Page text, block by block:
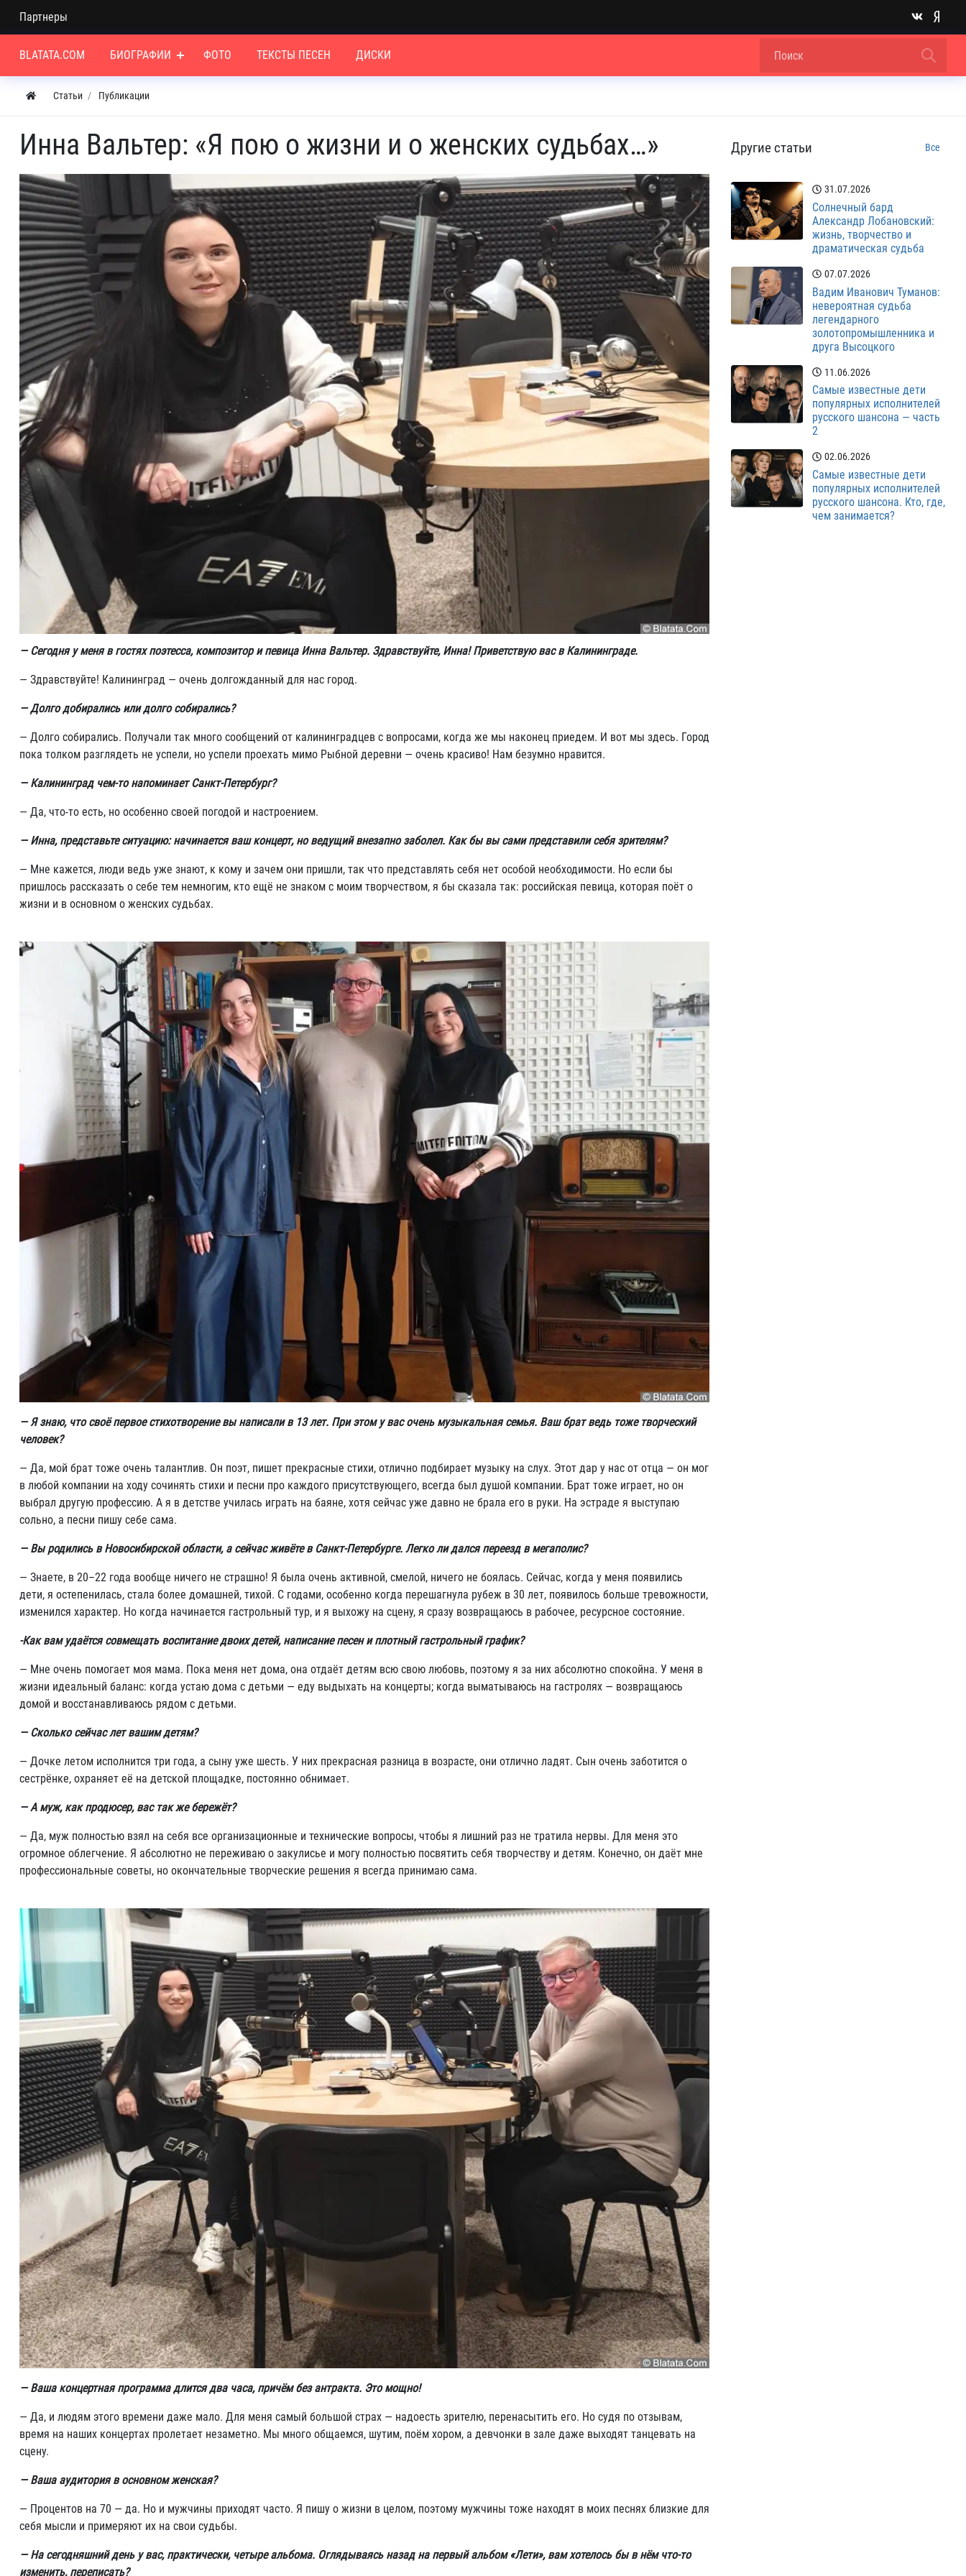
Партнеры
BLATATA.COM БИОГРАФИИ ФОТО ТЕКСТЫ ПЕСЕН ДИСКИ
Статьи Публикации
Инна Вальтер: «Я пою о жизни и о женских судьбах…»
— Сегодня у меня в гостях поэтесса, композитор и певица Инна Вальтер. Здравствуйте, Инна! Приветствую вас в Калининграде.
— Здравствуйте! Калининград — очень долгожданный для нас город.
— Долго добирались или долго собирались?
— Долго собирались. Получали так много сообщений от калининградцев с вопросами, когда же мы наконец приедем. И вот мы здесь. Город
пока толком разглядеть не успели, но успели проехать мимо Рыбной деревни — очень красиво! Нам безумно нравится.
— Калининград чем-то напоминает Санкт-Петербург?
— Да, что-то есть, но особенно своей погодой и настроением.
— Инна, представьте ситуацию: начинается ваш концерт, но ведущий внезапно заболел. Как бы вы сами представили себя зрителям?
— Мне кажется, люди ведь уже знают, к кому и зачем они пришли, так что представлять себя нет особой необходимости. Но если бы
пришлось рассказать о себе тем немногим, кто ещё не знаком с моим творчеством, я бы сказала так: российская певица, которая поёт о
жизни и в основном о женских судьбах.
— Я знаю, что своё первое стихотворение вы написали в 13 лет. При этом у вас очень музыкальная семья. Ваш брат ведь тоже творческий
человек?
— Да, мой брат тоже очень талантлив. Он поэт, пишет прекрасные стихи, отлично подбирает музыку на слух. Этот дар у нас от отца — он мог
в любой компании на ходу сочинять стихи и песни про каждого присутствующего, всегда был душой компании. Брат тоже играет, но он
выбрал другую профессию. А я в детстве училась играть на баяне, хотя сейчас уже давно не брала его в руки. На эстраде я выступаю
сольно, а песни пишу себе сама.
— Вы родились в Новосибирской области, а сейчас живёте в Санкт-Петербурге. Легко ли дался переезд в мегаполис?
— Знаете, в 20–22 года вообще ничего не страшно! Я была очень активной, смелой, ничего не боялась. Сейчас, когда у меня появились
дети, я остепенилась, стала более домашней, тихой. С годами, особенно когда перешагнула рубеж в 30 лет, появилось больше тревожности,
изменился характер. Но когда начинается гастрольный тур, и я выхожу на сцену, я сразу возвращаюсь в рабочее, ресурсное состояние.
-Как вам удаётся совмещать воспитание двоих детей, написание песен и плотный гастрольный график?
— Мне очень помогает моя мама. Пока меня нет дома, она отдаёт детям всю свою любовь, поэтому я за них абсолютно спокойна. У меня в
жизни идеальный баланс: когда устаю дома с детьми — еду выдыхать на концерты; когда выматываюсь на гастролях — возвращаюсь
домой и восстанавливаюсь рядом с детьми.
— Сколько сейчас лет вашим детям?
— Дочке летом исполнится три года, а сыну уже шесть. У них прекрасная разница в возрасте, они отлично ладят. Сын очень заботится о
сестрёнке, охраняет её на детской площадке, постоянно обнимает.
— А муж, как продюсер, вас так же бережёт?
— Да, муж полностью взял на себя все организационные и технические вопросы, чтобы я лишний раз не тратила нервы. Для меня это
огромное облегчение. Я абсолютно не переживаю о закулисье и могу полностью посвятить себя творчеству и детям. Конечно, он даёт мне
профессиональные советы, но окончательные творческие решения я всегда принимаю сама.
— Ваша концертная программа длится два часа, причём без антракта. Это мощно!
— Да, и людям этого времени даже мало. Для меня самый большой страх — надоесть зрителю, перенасытить его. Но судя по отзывам,
время на наших концертах пролетает незаметно. Мы много общаемся, шутим, поём хором, а девчонки в зале даже выходят танцевать на
сцену.
— Ваша аудитория в основном женская?
— Процентов на 70 — да. Но и мужчины приходят часто. Я пишу о жизни в целом, поэтому мужчины тоже находят в моих песнях близкие для
себя мысли и примеряют их на свои судьбы.
— На сегодняшний день у вас, практически, четыре альбома. Оглядываясь назад на первый альбом «Лети», вам хотелось бы в нём что-то
изменить, переписать?
Другие статьи Все
31.07.2026
Солнечный бард
Александр Лобановский:
жизнь, творчество и
драматическая судьба
07.07.2026
Вадим Иванович Туманов:
невероятная судьба
легендарного
золотопромышленника и
друга Высоцкого
11.06.2026
Самые известные дети
популярных исполнителей
русского шансона — часть
2
02.06.2026
Самые известные дети
популярных исполнителей
русского шансона. Кто, где,
чем занимается?